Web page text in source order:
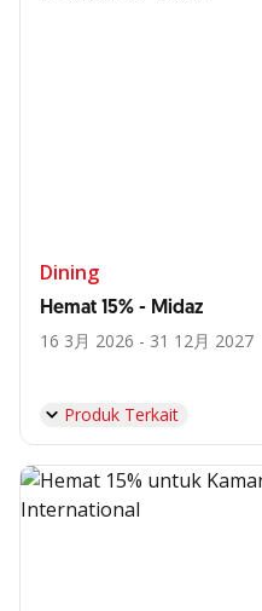
Dining
Hemat 15% - Midaz
16 3月 2026 - 31 12月 2027
Produk Terkait